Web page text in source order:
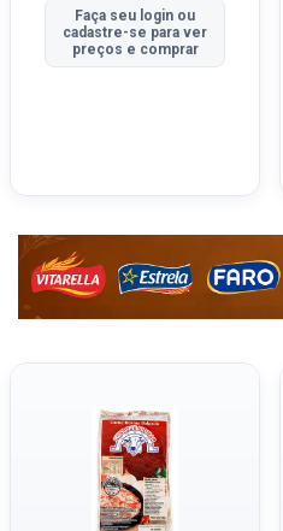
Faça seu login ou
cadastre-se para ver
preços e comprar